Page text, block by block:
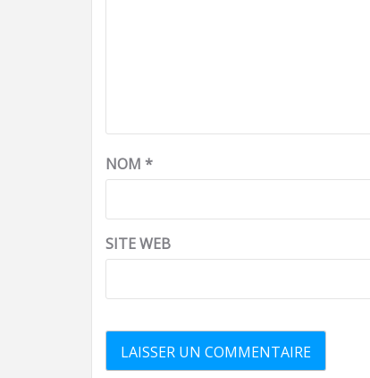
NOM *
SITE WEB